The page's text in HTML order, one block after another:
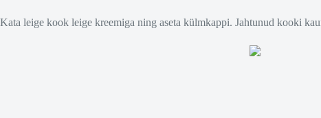
Kata leige kook leige kreemiga ning aseta külmkappi. Jahtunud kooki